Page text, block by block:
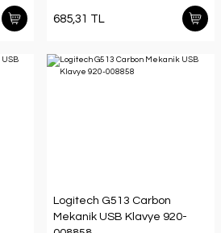
685,31 TL
Logitech G513 Carbon
Mekanik USB Klavye 920-